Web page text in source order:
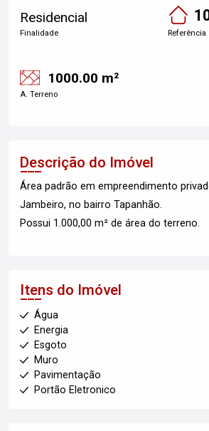
Residencial
Finalidade Referência
1000.00 m²
A. Terreno
Descrição do Imóvel
Área padrão em empreendimento
Jambeiro, no bairro Tapanhão.
Possui 1.000,00 m² de área do terreno.
Itens do Imóvel
Água
Energia
Esgoto
Muro
Pavimentação
Portão Eletronico